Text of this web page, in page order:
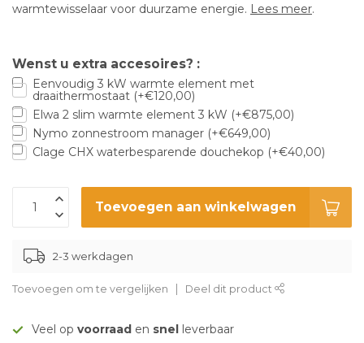
warmtewisselaar voor duurzame energie. Lees meer.
Wenst u extra accesoires? :
Eenvoudig 3 kW warmte element met
draaithermostaat (+€120,00)
Elwa 2 slim warmte element 3 kW (+€875,00)
Nymo zonnestroom manager (+€649,00)
Clage CHX waterbesparende douchekop (+€40,00)
Toevoegen aan winkelwagen
2-3 werkdagen
Toevoegen om te vergelijken Deel dit product
Veel op voorraad en snel leverbaar